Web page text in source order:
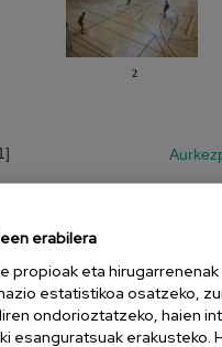
2
erabilera
propioak eta
estatistikoa osatzeko,
ondorioztatzeko, haien
esanguratsuak erakusteko.